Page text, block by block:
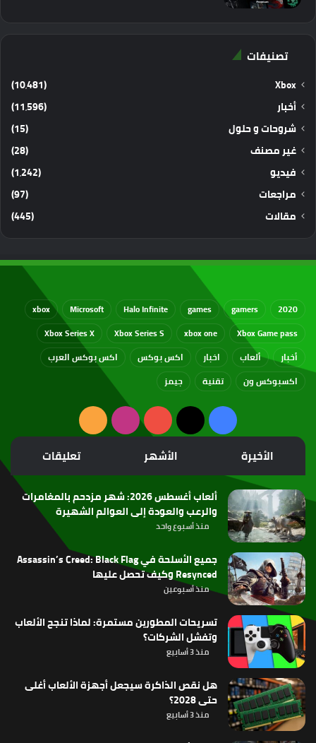
تصنيفات
Xbox
(10٬481)
أخبار
(11٬596)
شروحات و حلول
(15)
غير مصنف
(28)
فيديو
(1٬242)
مراجعات
(97)
مقالات
(445)
2020
gamers
games
Halo Infinite
Microsoft
xbox
Xbox Game pass
xbox one
Xbox Series S
Xbox Series X
أخبار
ألعاب اخبار اكس بوكس
اكس بوكس العرب
اكسبوكس ون
تقنية جيمز
فيسبوك
‫X
‫YouTubeانستقرامملخص
الموقع
RSS
الأخيرة الأشهر تعليقات
ألعاب أغسطس 2026: شهر مزدحم بالمغامرات
والرعب والعودة إلى العوالم الشهيرة
منذ أسبوع واحد
جميع الأسلحة في Assassin’s Creed: Black Flag
Resynced وكيف تحصل عليها
منذ أسبوعين
تسريحات المطورين مستمرة: لماذا تنجح الألعاب
وتفشل الشركات؟
منذ 3 أسابيع
هل نقص الذاكرة سيجعل أجهزة الألعاب أغلى
حتى 2028؟
منذ 3 أسابيع